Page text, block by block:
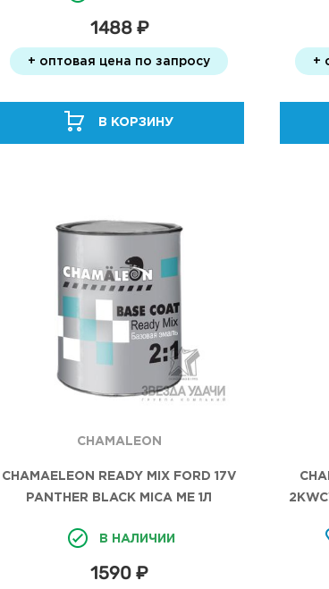
1488 ₽
+ оптовая цена по запросу
В КОРЗИНУ
+
CHAMALEON
CHAMAELEON READY MIX FORD 17V
PANTHER BLACK MICA МЕ 1Л
В НАЛИЧИИ
1590 ₽